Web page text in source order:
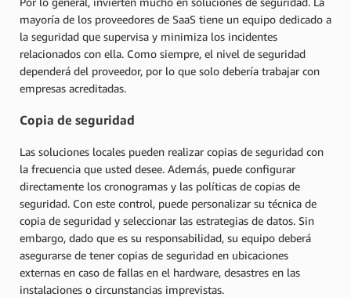
mayoría de los proveedores de SaaS tiene un equipo dedicado a
la seguridad que supervisa y minimiza los incidentes
relacionados con ella. Como siempre, el nivel de seguridad
dependerá del proveedor, por lo que solo debería trabajar con
empresas acreditadas.
Copia de seguridad
Las soluciones locales pueden realizar copias de seguridad con
la frecuencia que usted desee. Además, puede configurar
directamente los cronogramas y las políticas de copias de
seguridad. Con este control, puede personalizar su técnica de
copia de seguridad y seleccionar las estrategias de datos. Sin
embargo, dado que es su responsabilidad, su equipo deberá
asegurarse de tener copias de seguridad en ubicaciones
externas en caso de fallas en el hardware, desastres en las
instalaciones o circunstancias imprevistas.